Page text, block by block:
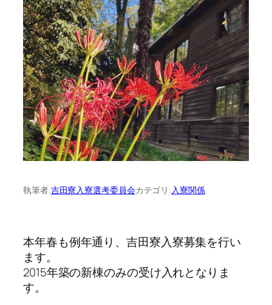
執筆者:吉田寮入寮選考委員会カテゴリ:入寮関係
本年春も例年通り、吉田寮入寮募集を行い
ます。
2015年築の新棟のみの受け入れとなりま
す。